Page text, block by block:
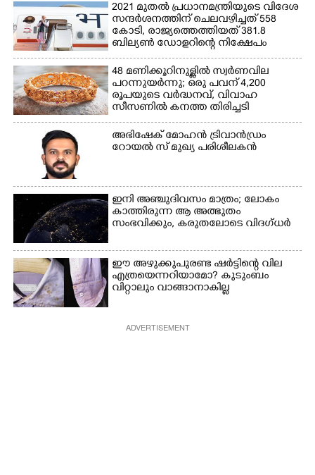
2021 മുതൽ പ്രധാനമന്ത്രിയുടെ വിദേശ
സന്ദർശനത്തിന് ചെലവഴിച്ചത് 558
കോടി, രാജ്യത്തെത്തിയത് 381.8
ബില്യൺ ഡോളറിന്റെ നിക്ഷേപം
48 മണിക്കൂറിനുള്ളിൽ സ്വർണവില
പറന്നുയർന്നു; ഒരു പവന് 4,200
രൂപയുടെ വർദ്ധനവ്, വിവാഹ
സീസണിൽ കനത്ത തിരിച്ചടി
അഭിഷേക് മോഹൻ ട്രിവാൻഡ്രം
റോയൽ സ് മുഖ്യ പരിശീലകൻ
ഇനി അഞ്ചുദിവസം മാത്രം; ലോകം
കാത്തിരുന്ന ആ അത്ഭുതം
സംഭവിക്കും, കരുതലോടെ വിദഗ്ധർ
ഈ അഴുക്കുപുരണ്ട ഷർട്ടിന്റെ വില
എത്രയെന്നറിയാമോ? കുടുംബം
വിറ്റാലും വാങ്ങാനാകില്ല
ADVERTISEMENT